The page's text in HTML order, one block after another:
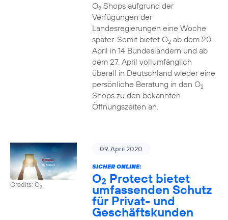
O2Shops aufgrund der
Verfügungen der
Landesregierungen eine Woche
später. Somit bietet O2ab dem 20.
April in 14 Bundesländern und ab
dem 27. April vollumfänglich
überall in Deutschland wieder eine
persönliche Beratung in den O2
Shops zu den bekannten
Öffnungszeiten an.
Credits: O2
09. April 2020
SICHER ONLINE:
O2 Protect bietet
umfassenden Schutz
für Privat- und
Geschäftskunden